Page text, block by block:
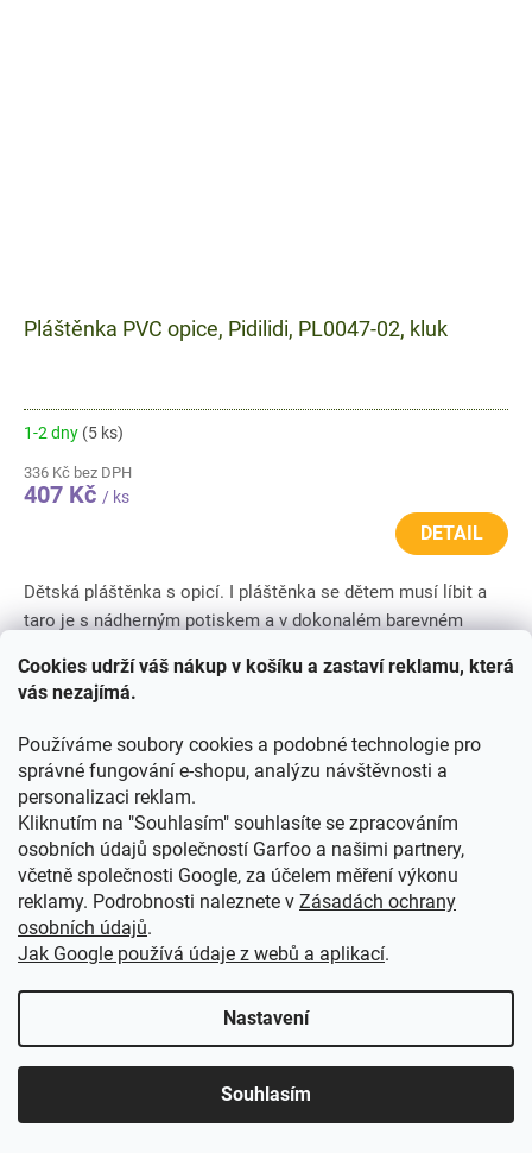
Cookies udrží váš nákup v košíku a zastaví reklamu, která
vás nezajímá.
Používáme soubory cookies a podobné technologie pro
správné fungování e-shopu, analýzu návštěvnosti a
personalizaci reklam.
Kliknutím na "Souhlasím" souhlasíte se zpracováním
osobních údajů společností Garfoo a našimi partnery,
včetně společnosti Google, za účelem měření výkonu
reklamy. Podrobnosti naleznete v Zásadách ochrany
osobních údajů.
Jak Google používá údaje z webů a aplikací.
Nastavení
Souhlasím
Pláštěnka PVC opice, Pidilidi, PL0047-02, kluk
1-2 dny (5 ks)
336 Kč bez DPH
407 Kč / ks
DETAIL
Dětská pláštěnka s opicí. I pláštěnka se dětem musí líbit a
taro je s nádherným potiskem a v dokonalém barevném
O
l
á
d
a
p
r
v
k
y
ý
p
S
t
n
k
o
v
á
í
2
NAHORU
Kvalitní pláštěnky pro kluky, které oceníte na
výletech, na dovolené, ale hlavně je potřebují i děti do
školky. V Garfoo máme v nabídce spoustu kvalitních a
přitom levných chlapeckých pláštěnek s pohádkovými
motivy i bez nich.
Pláštěnky jsou vyrobeny z poddajných, ale pevných
materiálů, jsou lehounké, ale hlavně se klukům líbí.